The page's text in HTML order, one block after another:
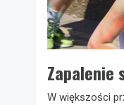
Zapalenie
W większości